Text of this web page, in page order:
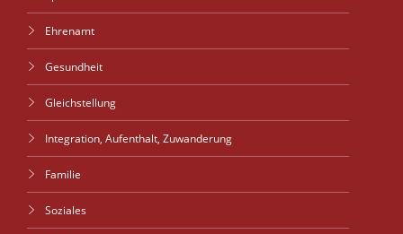
Ehrenamt
Gesundheit
Gleichstellung
Integration, Aufenthalt, Zuwanderung
Familie
Soziales